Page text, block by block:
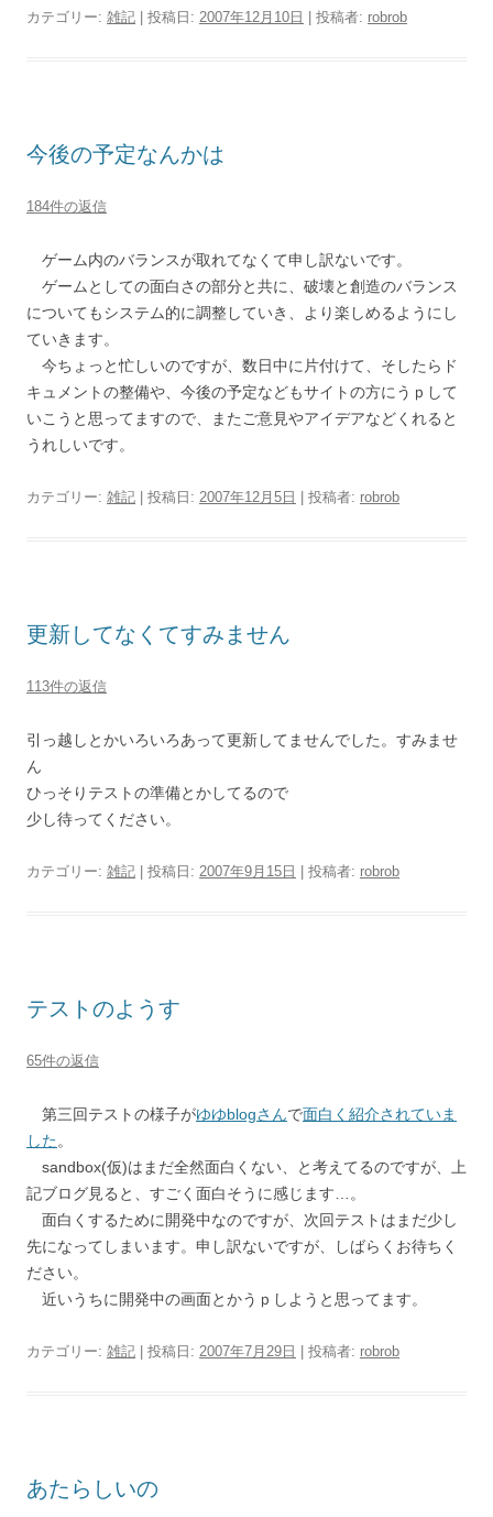
カテゴリー: 雑記 | 投稿日: 2007年12月10日 投稿者: robrob
今後の予定なんかは
184件の返信
ゲーム内のバランスが取れてなくて申し訳ないです。
ゲームとしての面白さの部分と共に、破壊と創造のバランス
についてもシステム的に調整していき、より楽しめるようにし
ていきます。
今ちょっと忙しいのですが、数日中に片付けて、そしたらド
キュメントの整備や、今後の予定などもサイトの方にうｐして
いこうと思ってますので、またご意見やアイデアなどくれると
うれしいです。
カテゴリー: 雑記 | 投稿日: 2007年12月5日 投稿者: robrob
更新してなくてすみません
113件の返信
引っ越しとかいろいろあって更新してませんでした。すみませ
ん
ひっそりテストの準備とかしてるので
少し待ってください。
カテゴリー: 雑記 | 投稿日: 2007年9月15日 投稿者: robrob
テストのようす
65件の返信
第三回テストの様子がゆゆblogさんで面白く紹介されていま
した。
sandbox(仮)はまだ全然面白くない、と考えてるのですが、上
記ブログ見ると、すごく面白そうに感じます…。
面白くするために開発中なのですが、次回テストはまだ少し
先になってしまいます。申し訳ないですが、しばらくお待ちく
ださい。
近いうちに開発中の画面とかうｐしようと思ってます。
カテゴリー: 雑記 | 投稿日: 2007年7月29日 投稿者: robrob
あたらしいの